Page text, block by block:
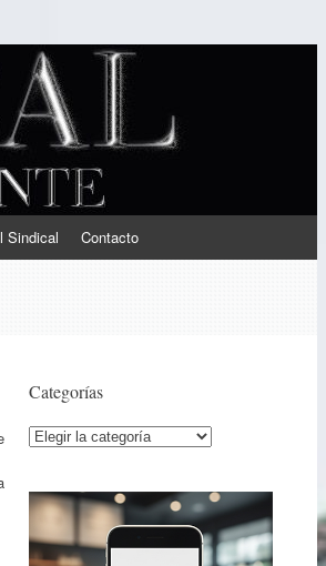
Sindical Contacto
Categorías
Categorías